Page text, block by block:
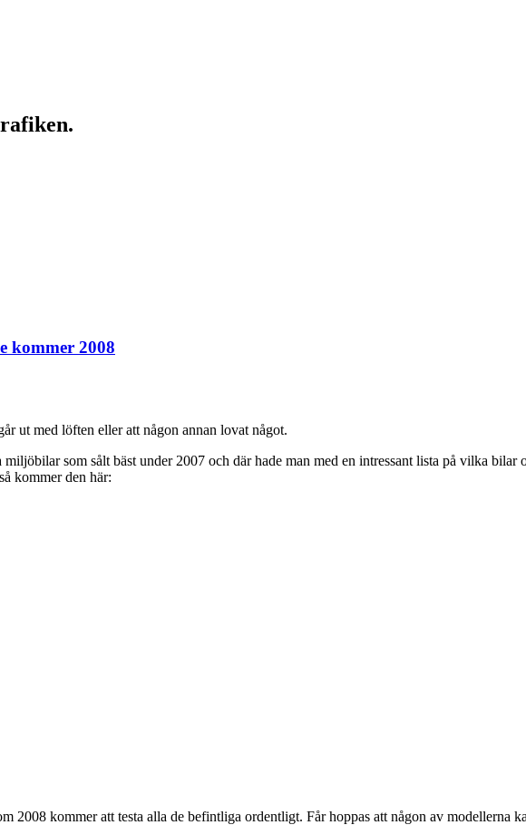
kommer 2008
ut med löften eller att någon annan lovat något.
som sålt bäst under 2007 och där hade man med en intressant lista på vilka bilar
kommer den här:
2008 kommer att testa alla de befintliga ordentligt. Får hoppas att någon av modellerna